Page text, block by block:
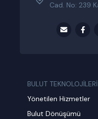
Cad. No: 239
BULUT TEKNOLOJİLERİ
Yönetilen Hizmetler
Bulut Dönüşümü